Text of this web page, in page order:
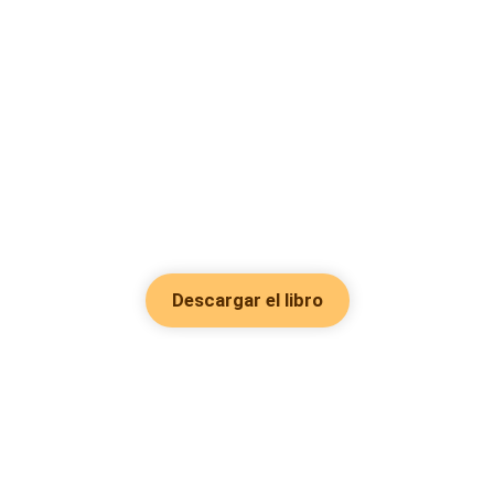
Descargar el libro